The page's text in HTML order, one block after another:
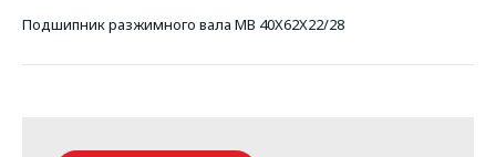
Подшипник разжимного вала MB 40X62X22/28